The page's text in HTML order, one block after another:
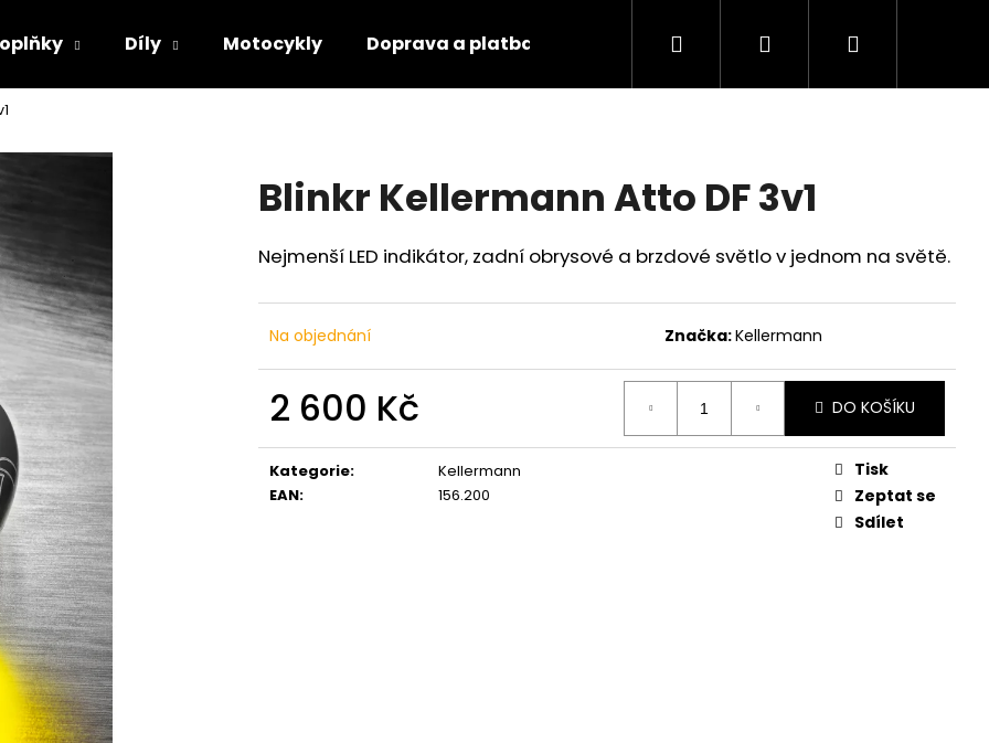
Díly Motocykly Doprava a platba Značky
Hledat PřihlášeníNákupní
Blinkr Kellermann Atto DF 3v1
Nejmenší LED indikátor, zadní obrysové a brzdové světlo v jednom na světě.
Na objednání Značka:Kellermann
2 600 Kč
cena:
DO KOŠÍKU
Kategorie:
Kellermann
EAN: 156.200
Tisk
Zeptat se
Sdílet
HLEDAT
Doporučujeme
R NINET CUSTOM SCRAMBLER
000 Kč
MOTOCYKLOVÉ RUKAVICE ROD ŽLUTÉ